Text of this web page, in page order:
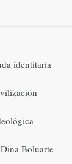
identitaria
Dina Boluarte